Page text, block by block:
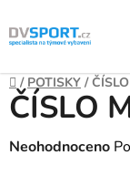
Přejít
na
Domů
/ POTISKY /
ČÍSLO
Průměrné
Neohodnoceno